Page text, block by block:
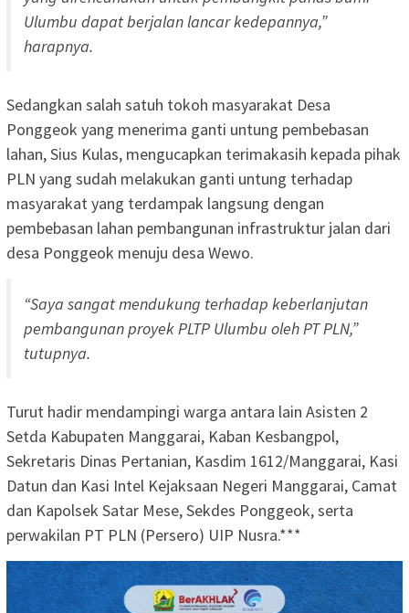
Ulumbu dapat berjalan lancar kedepannya,”
harapnya.
Sedangkan salah satuh tokoh masyarakat Desa
Ponggeok yang menerima ganti untung pembebasan
lahan, Sius Kulas, mengucapkan terimakasih kepada pihak
PLN yang sudah melakukan ganti untung terhadap
masyarakat yang terdampak langsung dengan
pembebasan lahan pembangunan infrastruktur jalan dari
desa Ponggeok menuju desa Wewo.
“Saya sangat mendukung terhadap keberlanjutan
pembangunan proyek PLTP Ulumbu oleh PT PLN,”
tutupnya.
Turut hadir mendampingi warga antara lain Asisten 2
Setda Kabupaten Manggarai, Kaban Kesbangpol,
Sekretaris Dinas Pertanian, Kasdim 1612/Manggarai, Kasi
Datun dan Kasi Intel Kejaksaan Negeri Manggarai, Camat
dan Kapolsek Satar Mese, Sekdes Ponggeok, serta
perwakilan PT PLN (Persero) UIP Nusra.***